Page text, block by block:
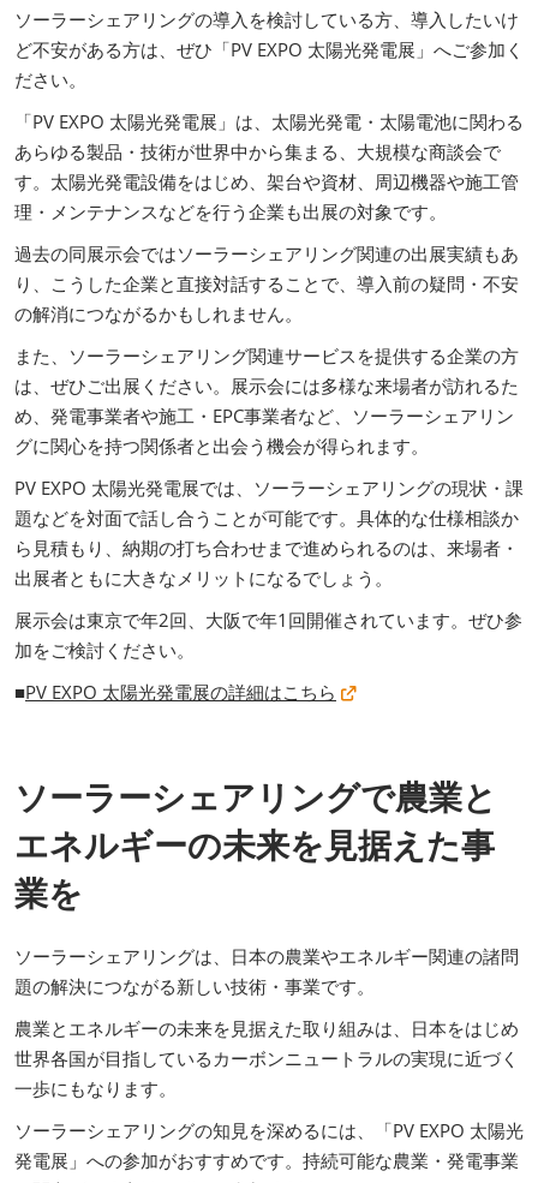
ソーラーシェアリングの導入を検討している方、導入したいけ
ど不安がある方は、ぜひ「PV EXPO 太陽光発電展」へご参加く
ださい。
「PV EXPO 太陽光発電展」は、太陽光発電・太陽電池に関わる
あらゆる製品・技術が世界中から集まる、大規模な商談会で
す。太陽光発電設備をはじめ、架台や資材、周辺機器や施工管
理・メンテナンスなどを行う企業も出展の対象です。
過去の同展示会ではソーラーシェアリング関連の出展実績もあ
り、こうした企業と直接対話することで、導入前の疑問・不安
の解消につながるかもしれません。
また、ソーラーシェアリング関連サービスを提供する企業の方
は、ぜひご出展ください。展示会には多様な来場者が訪れるた
め、発電事業者や施工・EPC事業者など、ソーラーシェアリン
グに関心を持つ関係者と出会う機会が得られます。
PV EXPO 太陽光発電展では、ソーラーシェアリングの現状・課
題などを対面で話し合うことが可能です。具体的な仕様相談か
ら見積もり、納期の打ち合わせまで進められるのは、来場者・
出展者ともに大きなメリットになるでしょう。
展示会は東京で年2回、大阪で年1回開催されています。ぜひ参
加をご検討ください。
■PV EXPO 太陽光発電展の詳細はこちら
ソーラーシェアリングで農業と
エネルギーの未来を見据えた事
業を
ソーラーシェアリングは、日本の農業やエネルギー関連の諸問
題の解決につながる新しい技術・事業です。
農業とエネルギーの未来を見据えた取り組みは、日本をはじめ
世界各国が目指しているカーボンニュートラルの実現に近づく
一歩にもなります。
ソーラーシェアリングの知見を深めるには、「PV EXPO 太陽光
発電展」への参加がおすすめです。持続可能な農業・発電事業